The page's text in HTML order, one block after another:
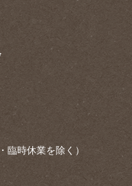
臨時休業を除く）